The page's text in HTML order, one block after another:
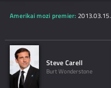
Amerikai mozi premier: 2013.03.15.
Steve Carell
Burt Wonderstone